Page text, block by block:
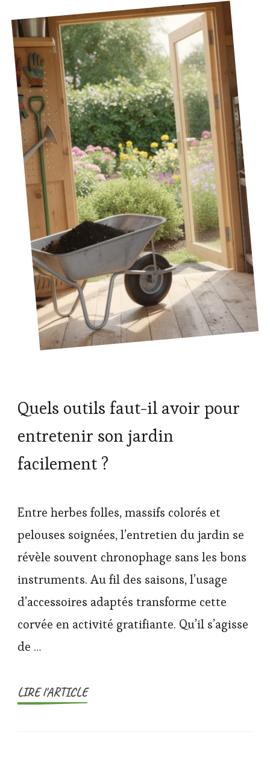
Quels outils faut-il avoir pour
entretenir son jardin
facilement ?
Entre herbes folles, massifs colorés et
pelouses soignées, l’entretien du jardin se
révèle souvent chronophage sans les bons
instruments. Au fil des saisons, l’usage
d’accessoires adaptés transforme cette
corvée en activité gratifiante. Qu’il s’agisse
de …
LIRE l'ARTICLE